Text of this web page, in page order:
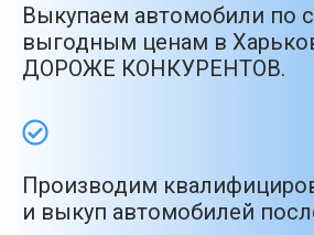
Выкупаем автомобили по
выгодным ценам в
ДОРОЖЕ КОНКУРЕНТОВ.
Производим
и выкуп автомобилей